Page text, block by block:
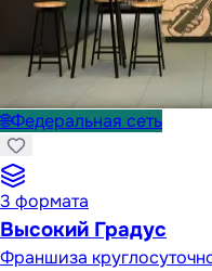
🌐Федеральная сеть
3 формата
Высокий Градус
Франшиза